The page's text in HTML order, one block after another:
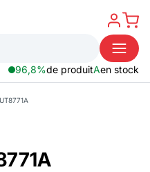
96,8%de produitAen stock